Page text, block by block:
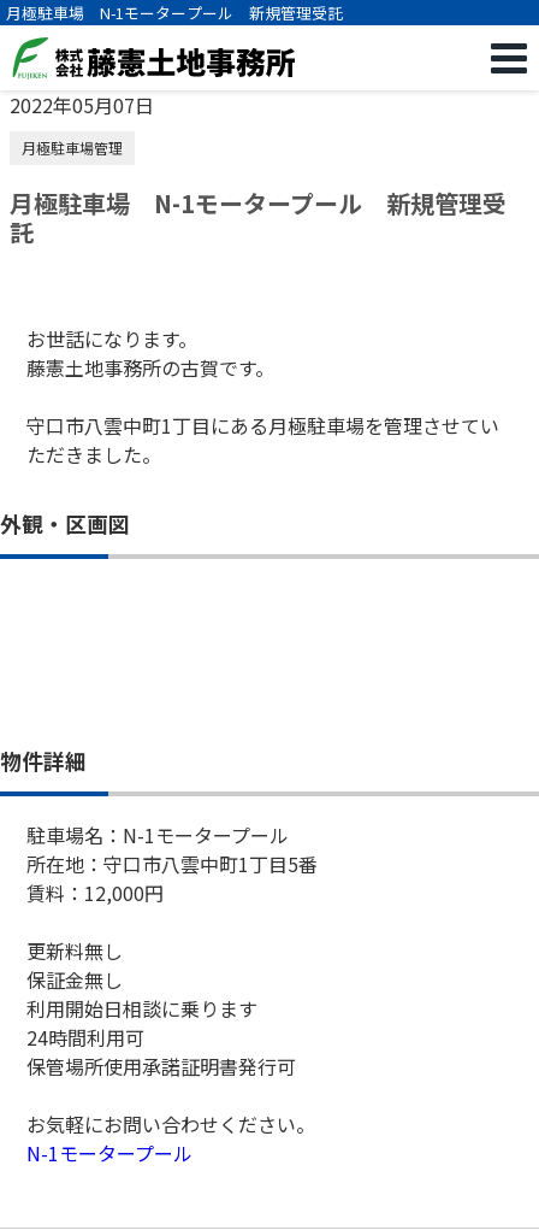
月極駐車場 N-1モータープール 新規管理受託
2022年05月07日
月極駐車場管理
月極駐車場 N-1モータープール 新規管理受
託
お世話になります。
藤憲土地事務所の古賀です。
守口市八雲中町1丁目にある月極駐車場を管理させてい
ただきました。
外観・区画図
物件詳細
駐車場名：N-1モータープール
所在地：守口市八雲中町1丁目5番
賃料：12,000円
更新料無し
保証金無し
利用開始日相談に乗ります
24時間利用可
保管場所使用承諾証明書発行可
お気軽にお問い合わせください。
N-1モータープール